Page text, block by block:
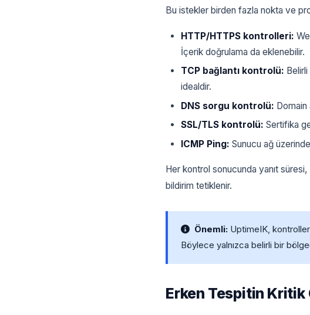
Bu istekler birden fazla nokta ve
HTTP/HTTPS kontrolleri:
İçerik doğrulama da eklenebilir.
TCP bağlantı kontrolü:
idealdir.
DNS sorgu kontrolü: Domain
SSL/TLS kontrolü: Sertifika
ICMP Ping: Sunucu ağ
Her kontrol sonucunda yanıt süresi,
bildirim tetiklenir.
Önemli: UptimeIK,
Böylece yalnızca belirli bir
Erken Tespitin Kritik